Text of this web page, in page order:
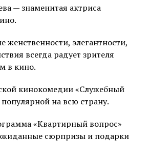
— знаменитая актриса
женственности, элегантности,
всегда радует зрителя
в кино.
кинокомедии «Служебный
на всю страну.
«Квартирный вопрос»
сюрпризы и подарки